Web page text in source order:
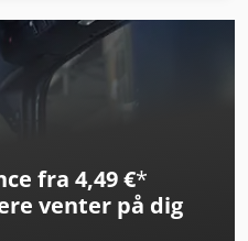
fra 4,49 €*
venter på dig